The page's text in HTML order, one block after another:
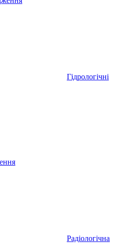
Гідрологічні
Радіологічна